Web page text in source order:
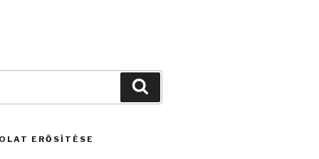
ERŐSÍTÉSE